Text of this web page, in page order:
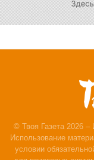
© Твоя Газета 2026
Использование
условии